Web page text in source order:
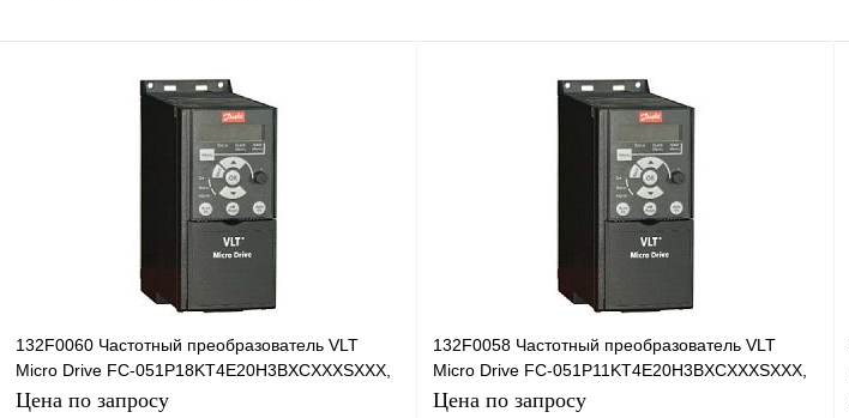
132F0060 Частотный преобразователь VLT
Micro Drive FC-051P18KT4E20H3BXCXXXSXXX,
18,5кВт, 380В
Цена по запросу
132F0058 Частотный преобразователь VLT
Micro Drive FC-051P11KT4E20H3BXCXXXSXXX,
11кВт, 380В
Цена по запросу